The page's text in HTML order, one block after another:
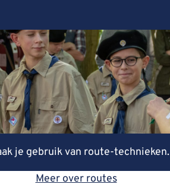
je gebruik van route-technieken.
Meer over routes